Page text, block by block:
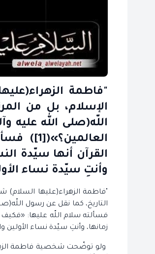
"فاطمة
الإسلام، بل من
اللّه(صلى الله عليه
القرآن أنها سيّدة
وأنتِ سيّدة نساء
"فاطمة الزهراء(عليها
فسألته سلام اللّه عليها: «فكيف
زمانها، وأنتِ سيّدة نساء الأولين
ولو توضّحت شخصية فاطمة